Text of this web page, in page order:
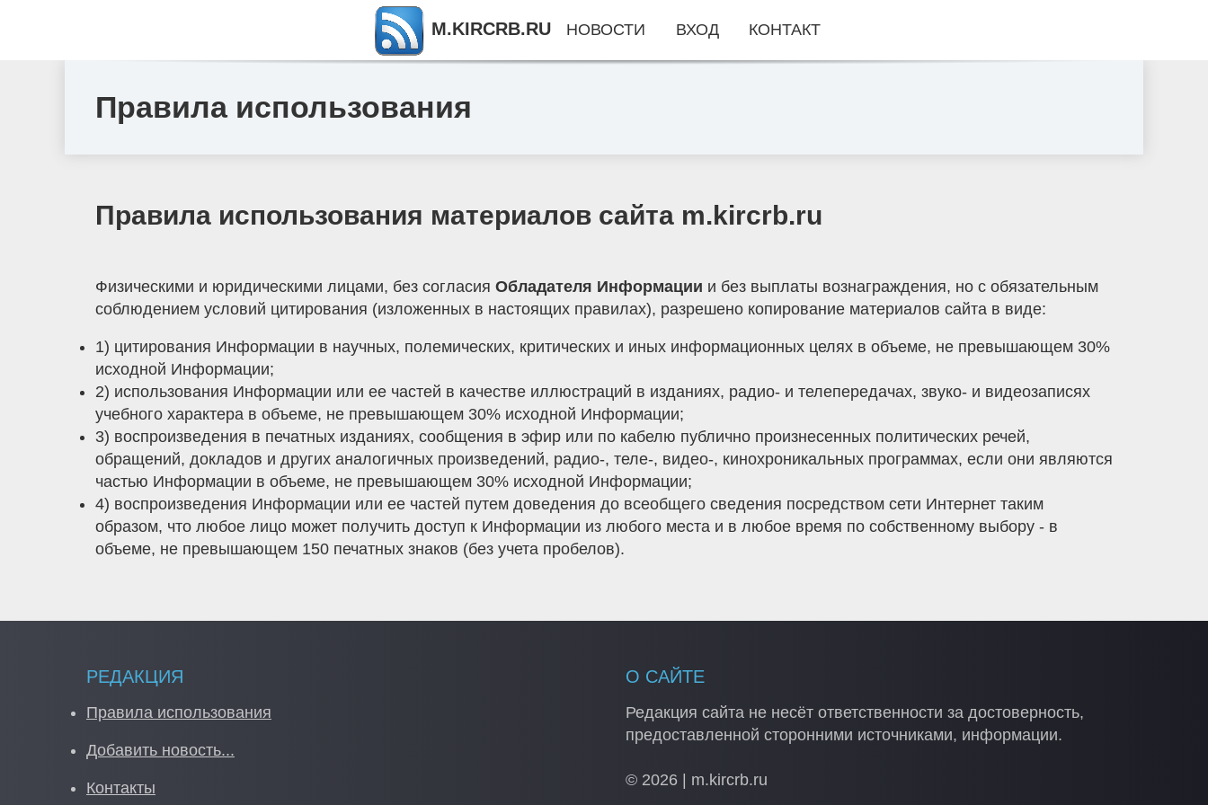
Правила использования
Правила использования материалов сайта m.kircrb.ru
Физическими и юридическими лицами, без согласия Обладателя Информации и без выплаты вознаграждения, но с обязательным
соблюдением условий цитирования (изложенных в настоящих правилах), разрешено копирование материалов сайта в виде:
1) цитирования Информации в научных, полемических, критических и иных информационных целях в объеме, не превышающем 30%
исходной Информации;
2) использования Информации или ее частей в качестве иллюстраций в изданиях, радио- и телепередачах, звуко- и видеозаписях
учебного характера в объеме, не превышающем 30% исходной Информации;
3) воспроизведения в печатных изданиях, сообщения в эфир или по кабелю публично произнесенных политических речей,
обращений, докладов и других аналогичных произведений, радио-, теле-, видео-, кинохроникальных программах, если они являются
частью Информации в объеме, не превышающем 30% исходной Информации;
4) воспроизведения Информации или ее частей путем доведения до всеобщего сведения посредством сети Интернет таким
образом, что любое лицо может получить доступ к Информации из любого места и в любое время по собственному выбору - в
объеме, не превышающем 150 печатных знаков (без учета пробелов).
M.KIRCRB.RU НОВОСТИ ВХОД КОНТАКТ
РЕДАКЦИЯ
Правила использования
Добавить новость...
Контакты
О САЙТЕ
Редакция сайта не несёт ответственности за достоверность,
предоставленной сторонними источниками, информации.
© 2026 | m.kircrb.ru